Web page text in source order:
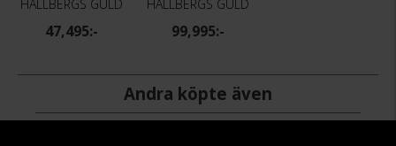
HALLBERGS GULD
47,495:-
HALLBERGS GULD
99,995:-
Andra köpte även